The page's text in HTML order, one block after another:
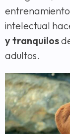
entrenamiento
intelectual
y tranquilos
adultos.